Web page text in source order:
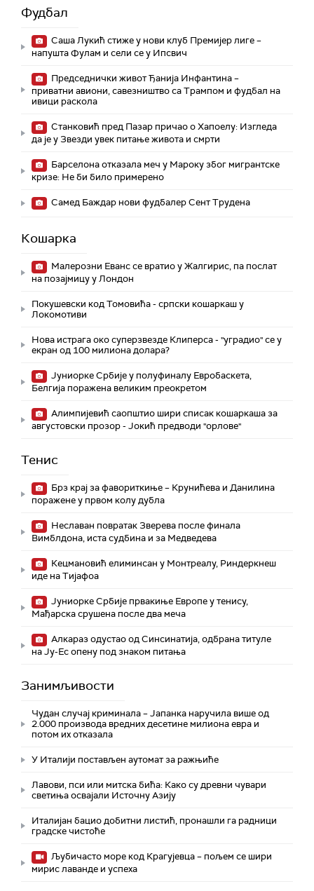
Фудбал
Саша Лукић стиже у нови клуб Премијер лиге –
напушта Фулам и сели се у Ипсвич
Председнички живот Ђанија Инфантина –
приватни авиони, савезништво са Трампом и фудбал на
ивици раскола
Станковић пред Пазар причао о Хапоелу: Изгледа
да је у Звезди увек питање живота и смрти
Барселона отказала меч у Мароку због мигрантске
кризе: Не би било примерено
Самед Баждар нови фудбалер Сент Трудена
Кошарка
Малерозни Еванс се вратио у Жалгирис, па послат
на позајмицу у Лондон
Покушевски код Томовића - српски кошаркаш у
Локомотиви
Нова истрага око суперзвезде Клиперса - "уградио" се у
екран од 100 милиона долара?
Јуниорке Србије у полуфиналу Евробаскета,
Белгија поражена великим преокретом
Алимпијевић саопштио шири списак кошаркаша за
августовски прозор - Јокић предводи "орлове"
Тенис
Брз крај за фавориткиње – Крунићева и Данилина
поражене у првом колу дубла
Неславан повратак Зверева после финала
Вимблдона, иста судбина и за Медведева
Кецмановић елиминсан у Монтреалу, Риндеркнеш
иде на Тијафоа
Јуниорке Србије првакиње Европе у тенису,
Мађарска срушена после два меча
Алкараз одустао од Синсинатија, одбрана титуле
на Ју-Ес опену под знаком питања
Занимљивости
Чудан случај криминала – Јапанка наручила више од
2.000 производа вредних десетине милиона евра и
потом их отказала
У Италији постављен аутомат за ражњиће
Лавови, пси или митска бића: Како су древни чувари
светиња освајали Источну Азију
Италијан бацио добитни листић, пронашли га радници
градске чистоће
Љубичасто море код Крагујевца – пољем се шири
мирис лаванде и успеха